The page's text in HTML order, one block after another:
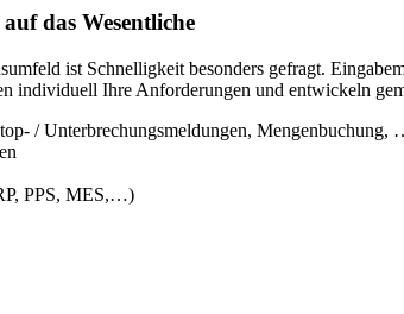
das Wesentliche
ist Schnelligkeit besonders gefragt.
individuell Ihre Anforderungen und entwickeln
/ Unterbrechungsmeldungen,
PPS, MES,…)